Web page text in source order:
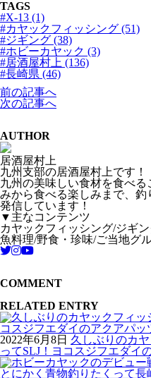
TAGS
#X-13 (1)
#カヤックフィッシング (51)
#ジギング (38)
#ホビーカヤック (3)
#居酒屋村上 (136)
#長崎県 (46)
前の記事へ
次の記事へ
AUTHOR
居酒屋村上
九州支部の居酒屋村上です！
九州の美味しい食材を食べ
みから食べる楽しみまで、
発信しています！
▼主なコンテンツ
カヤックフィッシング/ジギ
魚料理/野食・珍味/ご当地グ
COMMENT
RELATED ENTRY
2022年6月8日 久しぶりのカ
ってSLJ！ヨコスジフエダイ